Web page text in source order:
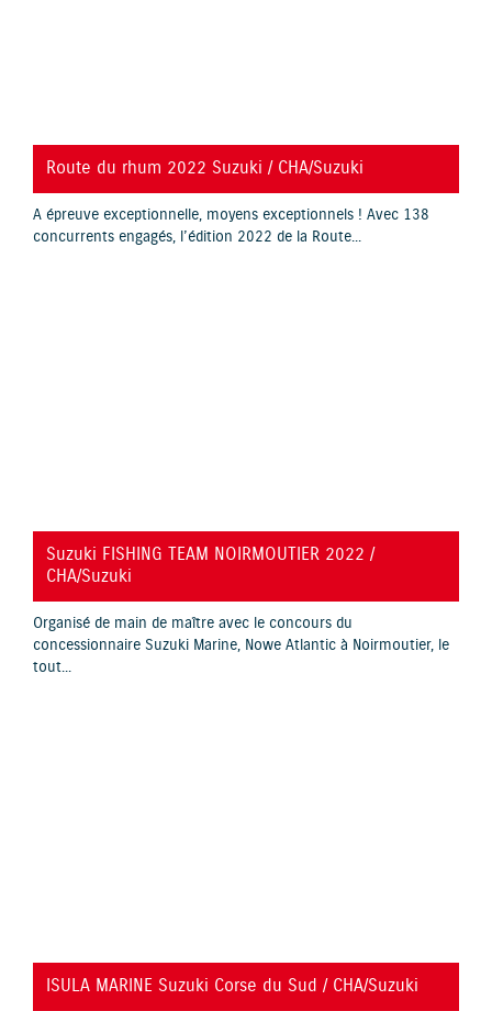
YouTube is disabled. Allow
Route du rhum 2022 Suzuki / CHA/Suzuki
A épreuve exceptionnelle, moyens exceptionnels ! Avec 138
concurrents engagés, l’édition 2022 de la Route...
YouTube is disabled. Allow
Suzuki FISHING TEAM NOIRMOUTIER 2022 /
CHA/Suzuki
Organisé de main de maître avec le concours du
concessionnaire Suzuki Marine, Nowe Atlantic à Noirmoutier, le
tout...
YouTube is disabled. Allow
ISULA MARINE Suzuki Corse du Sud / CHA/Suzuki